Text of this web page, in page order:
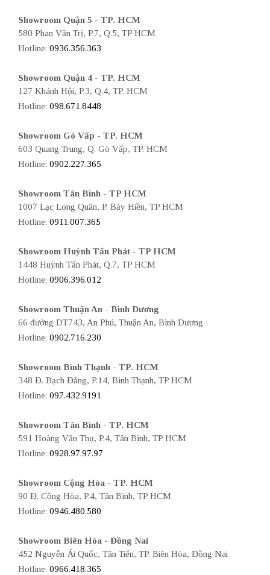
Showroom Quận 5 - TP. HCM
580 Phan Văn Trị, P.7, Q.5, TP HCM
Hotline: 0936.356.363
Showroom Quận 4 - TP. HCM
127 Khánh Hội, P.3, Q.4, TP. HCM
Hotline: 098.671.8448
Showroom Gò Vấp - TP. HCM
603 Quang Trung, Q. Gò Vấp, TP. HCM
Hotline: 0902.227.365
Showroom Tân Bình - TP HCM
1007 Lạc Long Quân, P. Bảy Hiền, TP HCM
Hotline: 0911.007.365
Showroom Huỳnh Tấn Phát - TP HCM
1448 Huỳnh Tấn Phát, Q.7, TP HCM
Hotline: 0906.396.012
Showroom Thuận An - Bình Dương
66 đường DT743, An Phú, Thuận An, Bình Dương
Hotline: 0902.716.230
Showroom Bình Thạnh - TP. HCM
348 Đ. Bạch Đằng, P.14, Bình Thạnh, TP HCM
Hotline: 097.432.9191
Showroom Tân Bình - TP. HCM
591 Hoàng Văn Thụ, P.4, Tân Bình, TP HCM
Hotline: 0928.97.97.97
Showroom Cộng Hòa - TP. HCM
90 Đ. Cộng Hòa, P.4, Tân Bình, TP HCM
Hotline: 0946.480.580
Showroom Biên Hòa - Đồng Nai
452 Nguyễn Ái Quốc, Tân Tiến, TP. Biên Hòa, Đồng Nai
Hotline: 0966.418.365